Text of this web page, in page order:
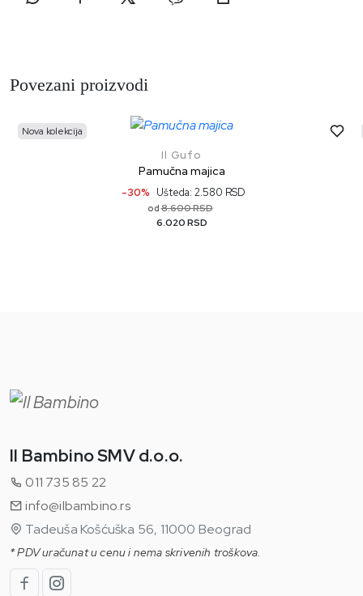
Povezani proizvodi
Nova kolekcija
Il Gufo
Pamučna majica
-30% Ušteda: 2.580 RSD
od8.600 RSD
6.020 RSD
Il Bambino SMV d.o.o.
011 735 85 22
info@ilbambino.rs
Tadeuša Košćuška 56, 11000 Beograd
* PDV uračunat u cenu i nema skrivenih troškova.